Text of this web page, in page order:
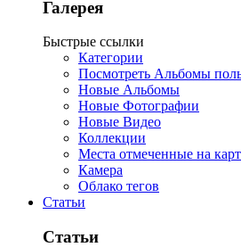
Галерея
Быстрые ссылки
Категории
Посмотреть Альбомы
Новые Альбомы
Новые Фотографии
Новые Видео
Коллекции
Места отмеченные на
Камера
Облако тегов
Статьи
Статьи